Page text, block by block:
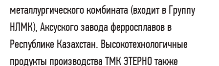
металлургического комбината (входит в Группу
НЛМК), Аксуского завода ферросплавов в
Республике Казахстан. Высокотехнологичные
продукты производства ТМК ЭТЕРНО также